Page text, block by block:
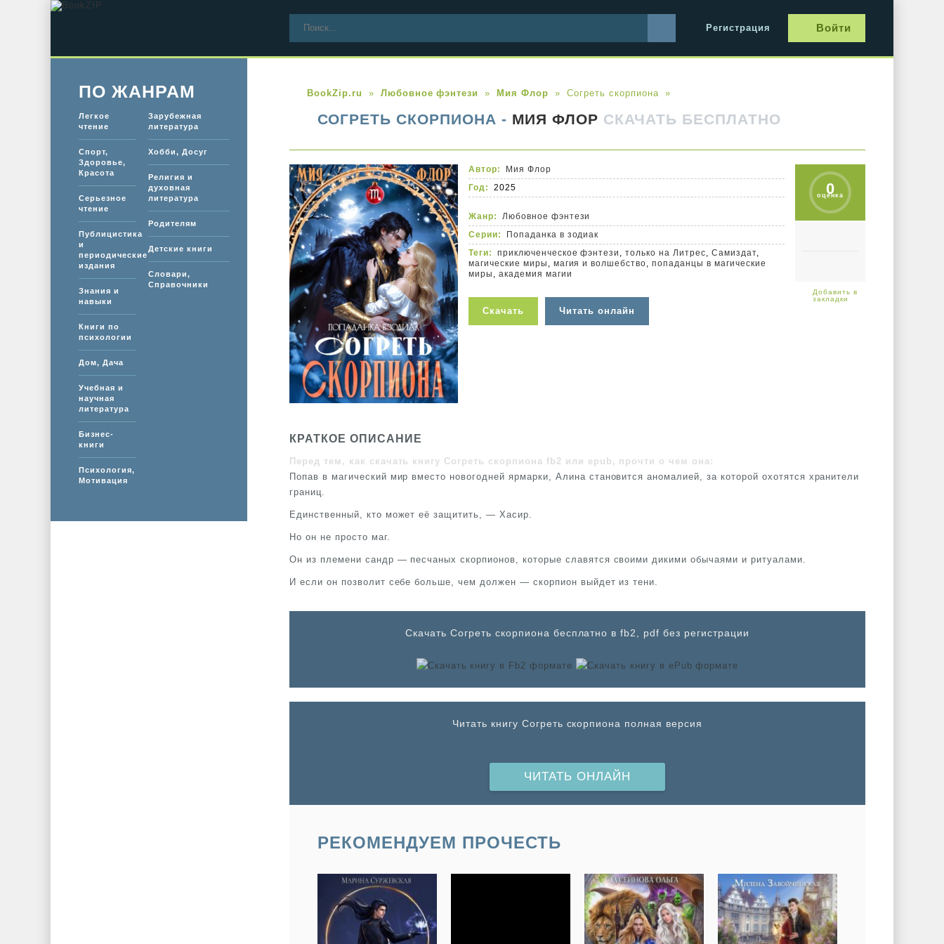
Регистрация Войти
BookZip.ru Любовное фэнтези Мия Флор Согреть скорпиона
СОГРЕТЬ СКОРПИОНА - МИЯ ФЛОР СКАЧАТЬ БЕСПЛАТНО
0
оценка
Автор:
Мия Флор
Год:
2025
Жанр:
Любовное фэнтези
Серии:
Попаданка в зодиак
Теги:
приключенческое фэнтези ,только на Литрес, Самиздат,
магические миры , магия и волшебство,попаданцы в магические
миры , академия магии
Скачать Читать онлайн
КРАТКОЕ ОПИСАНИЕ
Перед тем, как скачать книгу Согреть скорпиона fb2 или epub, прочти о чем она:
Попав в магический мир вместо новогодней ярмарки, Алина становится аномалией, за которой охотятся хранители
границ.
Единственный, кто может её защитить, — Хасир.
Но он не просто маг.
Он из племени сандр — песчаных скорпионов, которые славятся своими дикими обычаями и ритуалами.
И если он позволит себе больше, чем должен — скорпион выйдет из тени.
Cкачать Согреть скорпиона бесплатно в fb2, pdf без регистрации
Читать книгу Согреть скорпиона полная версия
ЧИТАТЬ ОНЛАЙН
РЕКОМЕНДУЕМ ПРОЧЕСТЬ
ПО ЖАНРАМ
Легкое
чтение
Спорт,
Здоровье,
Красота
Серьезное
чтение
Публицистика
и
периодические
издания
Знания и
навыки
Книги по
психологии
Дом, Дача
Учебная и
научная
литература
Бизнес-
книги
Психология,
Мотивация
Зарубежная
литература
Хобби, Досуг
Религия и
духовная
литература
Родителям
Детские книги
Словари,
Справочники